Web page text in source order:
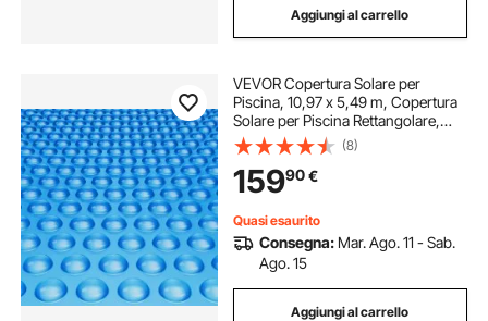
Aggiungi al carrello
VEVOR Copertura Solare per
Piscina, 10,97 x 5,49 m, Copertura
Solare per Piscina Rettangolare,
Spessore 0,3 mm, Protezione per
Piscina per Piscina Interrata Fuori
Terra, per Riscaldamento Acqua,
Blu
(8)
15990€
Quasi esaurito
Consegna: Mar. Ago. 11 - Sab.
Ago. 15
Aggiungi al carrello